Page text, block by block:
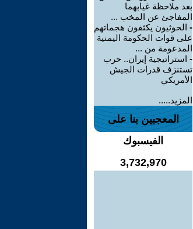
بعد ملاحظة غيابهما
المفاجئ عن المخب ...
- الحوثيون يكثفون هجماتهم
على قوات الحكومة اليمنية
المدعومة من ...
- استراتيجية إيران.. حرب
تستنزف قدرات الجيش
الأمريكي
المزيد.....
المعجبين بنا على
الفيسبوك
3,732,970